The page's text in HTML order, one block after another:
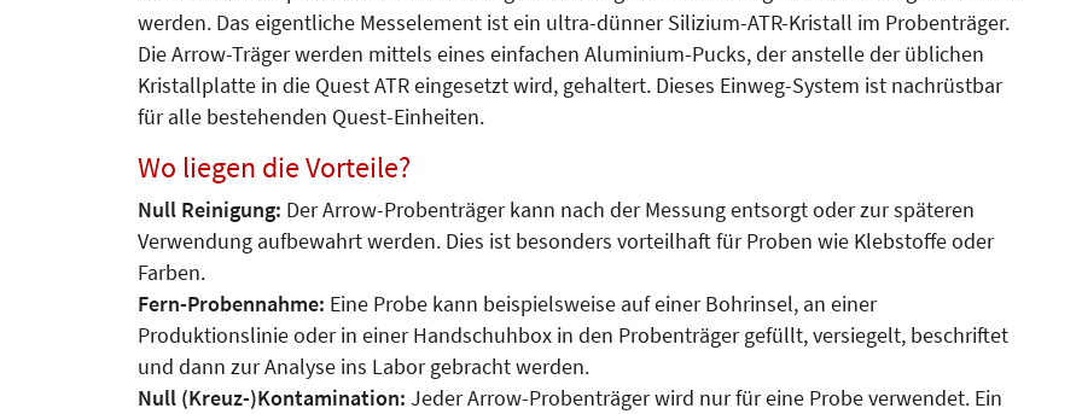
werden. Das eigentliche Messelement ist ein ultra-dünner Silizium-ATR-Kristall im Probenträger.
Die Arrow-Träger werden mittels eines einfachen Aluminium-Pucks, der anstelle der üblichen
Kristallplatte in die Quest ATR eingesetzt wird, gehaltert. Dieses Einweg-System ist nachrüstbar
für alle bestehenden Quest-Einheiten.
Wo liegen die Vorteile?
Null Reinigung: Der Arrow-Probenträger kann nach der Messung entsorgt oder zur späteren
Verwendung aufbewahrt werden. Dies ist besonders vorteilhaft für Proben wie Klebstoffe oder
Farben.
Fern-Probennahme: Eine Probe kann beispielsweise auf einer Bohrinsel, an einer
Produktionslinie oder in einer Handschuhbox in den Probenträger gefüllt, versiegelt, beschriftet
und dann zur Analyse ins Labor gebracht werden.
Null (Kreuz-)Kontamination: Jeder Arrow-Probenträger wird nur für eine Probe verwendet. Ein